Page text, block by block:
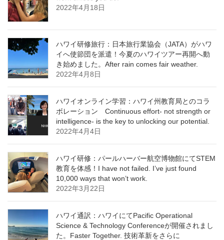
2022年4月18日
ハワイ研修旅行：日本旅行業協会（JATA）がハワ
イへ使節団を派遣！今夏のハワイツアー再開へ動
き始めました。After rain comes fair weather.
2022年4月8日
ハワイオンライン学習：ハワイ州教育局とのコラ
ボレーション Continuous effort- not strength or
intelligence- is the key to unlocking our potential.
2022年4月4日
ハワイ研修：パールハーバー航空博物館にてSTEM
教育を体感！I have not failed. I’ve just found
10,000 ways that won’t work.
2022年3月22日
ハワイ通訳：ハワイにてPacific Operational
Science & Technology Conferenceが開催されまし
た。Faster Together. 技術革新をさらに